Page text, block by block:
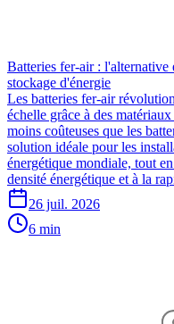
Batteries fer-air :
stockage d'énergie
Les batteries fer-air
échelle grâce à des
moins coûteuses que les
solution idéale pour les
énergétique mondiale, tout
densité énergétique et à la
26 juil. 2026
6 min